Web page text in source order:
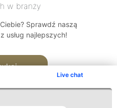
Live chat
w branży
Sprawdź naszą
usług najlepszych!